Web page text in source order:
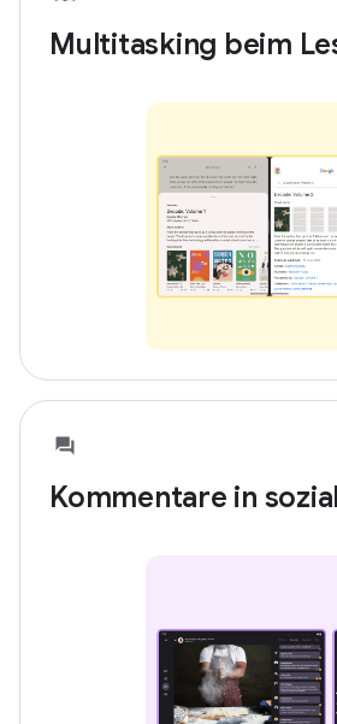
Multitasking beim
Kommentare in